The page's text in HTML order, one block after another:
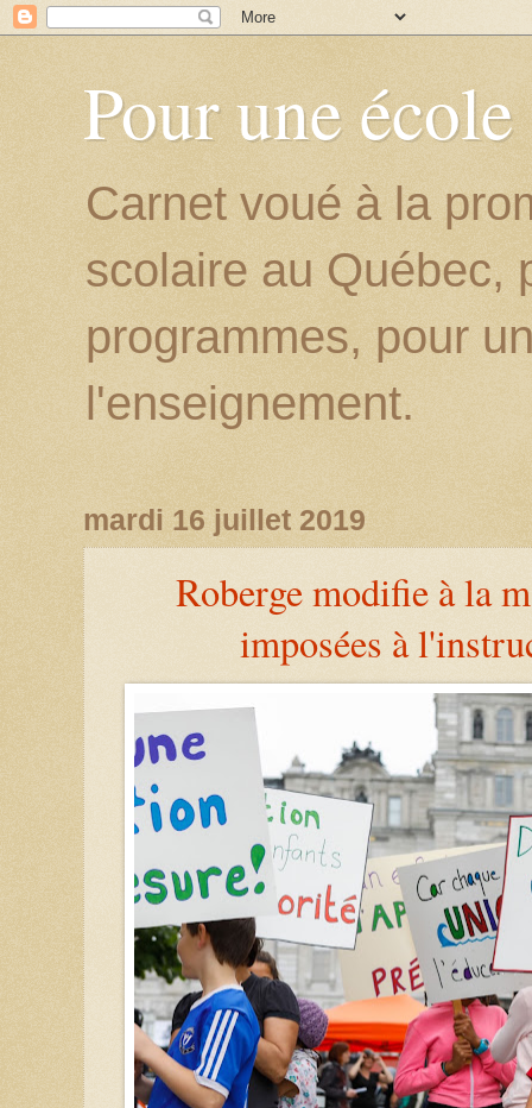
Pour une
Carnet voué à la
scolaire au Québec,
programmes, pour
l'enseignement.
mardi 16 juillet 2019
Roberge modifie à la
imposées à